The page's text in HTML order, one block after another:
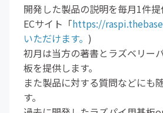
開発した製品の説明を毎月1件
ECサイト「https://
いただけます。 )
初月は当方の著書とラズベリー
板を提供します。
また製品に対する質問などにも
す。